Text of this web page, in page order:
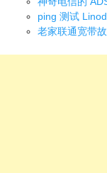
ping 测试
老家联通宽带